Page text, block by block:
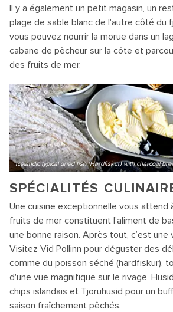
Il y a également un petit magasin, un
plage de sable blanc de l'autre côté du
vous pouvez nourrir la morue dans un
cabane de pêcheur sur la côte et
des fruits de mer.
Icelandic typical dried fish (Hardfiskur) with charcoal
SPÉCIALITÉS
Une cuisine exceptionnelle vous attend
fruits de mer constituent l'aliment de
une bonne raison. Après tout, c’est une
Visitez Vid Pollinn pour déguster des
comme du poisson séché (hardfiskur),
d'une vue magnifique sur le rivage,
chips islandais et Tjoruhusid pour un
saison fraîchement pêchés.